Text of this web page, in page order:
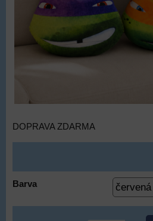
DOPRAVA ZDARMA
Barva